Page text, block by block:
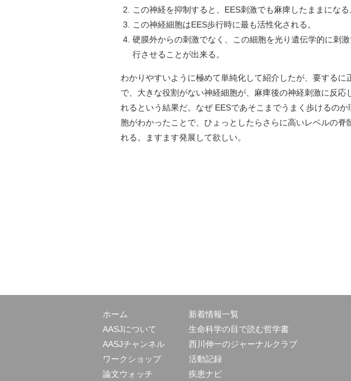
この神経を抑制すると、EES刺激でも麻痺したままになる
この神経細胞はEES歩行時に最も活性化される。
硬膜外からの刺激でなく、この細胞を光り遺伝学的に刺
行させることが出来る。
わかりやすいように極めて単純化して紹介したが、要する
で、大きな役割がない神経細胞が、麻痺後の神経刺激に反応
れるという結果だ。なぜ EESであそこまでうまく歩けるの
胞がわかったことで、ひょっとしたらさらに高いレベルの脊
れる。ますます発展して欲しい。
ホーム
AASJについて
AASJチャンネル
ワークショップ
論文ウォッチ
新着情報一覧
生命科学の目で読む哲学書
西川伸一のジャーナルクラブ
活動記録
疾患ナビ